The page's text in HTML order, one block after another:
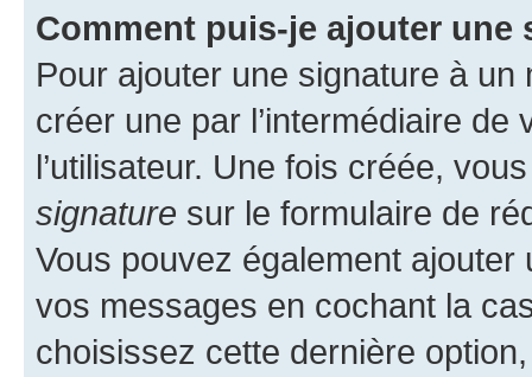
Comment puis-je ajouter une
Pour ajouter une signature à un
créer une par l’intermédiaire
l’utilisateur. Une fois créée,
signature sur le formulaire de
Vous pouvez également
vos messages en cochant la
choisissez cette dernière